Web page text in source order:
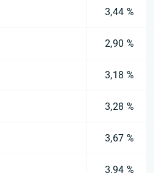
3,44 %
2,90 %
3,18 %
3,28 %
3,67 %
3,94 %